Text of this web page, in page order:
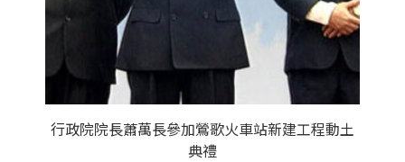
行政院院長蕭萬長參加鶯歌火車站新建工程動土
典禮